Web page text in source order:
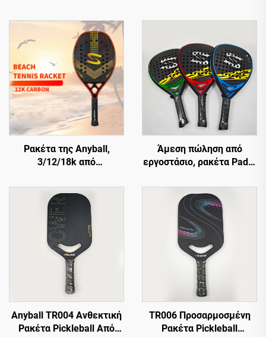
Ρακέτα της Anyball,
3/12/18k από
τραχιά επιφάνεια για
προπόνηση, για την
παραλία
Άμεση πώληση από
εργοστάσιο, ρακέτα Padel
ανθρακονήματα EVA με
τραχιά επιφάνεια για
προπόνηση
Anyball TR004 Ανθεκτική
Ρακέτα Pickleball Από
TR006 Προσαρμοσμένη
Ρακέτα Pickleball